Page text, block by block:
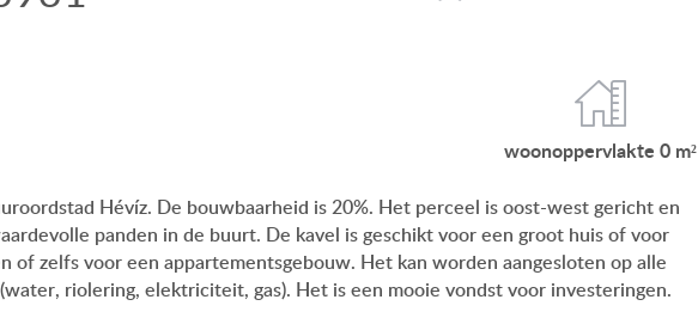
woonoppervlakte 0 m²
Hévíz. De bouwbaarheid is 20%. Het perceel is oost-west gericht en
panden in de buurt. De kavel is geschikt voor een groot huis of voor
of zelfs voor een appartementsgebouw. Het kan worden aangesloten op alle
riolering, elektriciteit, gas). Het is een mooie vondst voor investeringen.
CONTACT
ONZE SERVICE